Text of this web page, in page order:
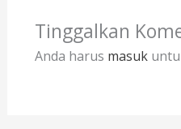
Tinggalkan
Anda harus masuk